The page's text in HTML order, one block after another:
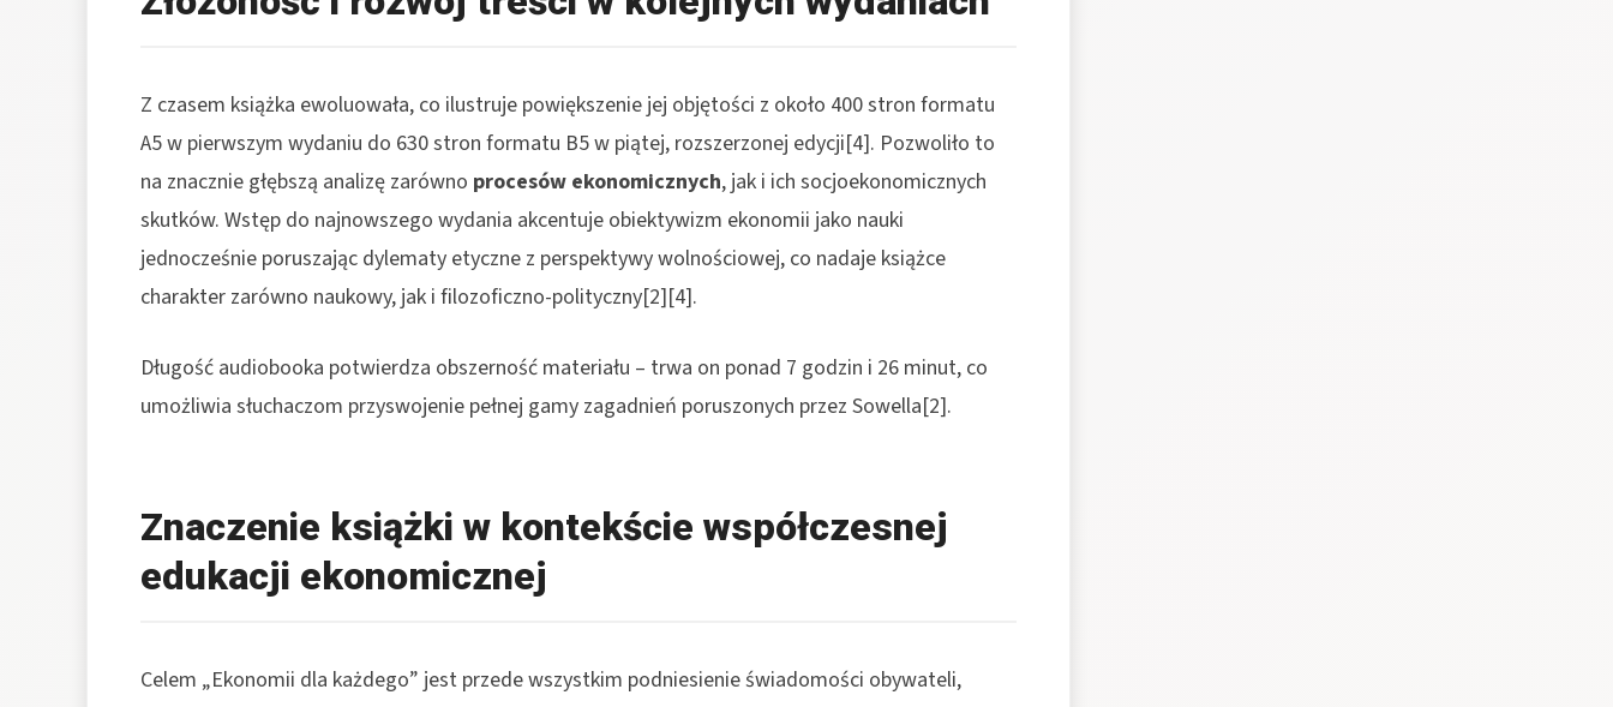
Z czasem książka ewoluowała, co ilustruje powiększenie jej objętości z około 400 stron formatu
A5 w pierwszym wydaniu do 630 stron formatu B5 w piątej, rozszerzonej edycji[4]. Pozwoliło to
na znacznie głębszą analizę zarówno procesów ekonomicznych, jak i ich socjoekonomicznych
skutków. Wstęp do najnowszego wydania akcentuje obiektywizm ekonomii jako nauki
jednocześnie poruszając dylematy etyczne z perspektywy wolnościowej, co nadaje książce
charakter zarówno naukowy, jak i filozoficzno-polityczny[2][4].
Długość audiobooka potwierdza obszerność materiału – trwa on ponad 7 godzin i 26 minut, co
umożliwia słuchaczom przyswojenie pełnej gamy zagadnień poruszonych przez Sowella[2].
Znaczenie książki w kontekście współczesnej
edukacji ekonomicznej
Celem „Ekonomii dla każdego” jest przede wszystkim podniesienie świadomości obywateli,